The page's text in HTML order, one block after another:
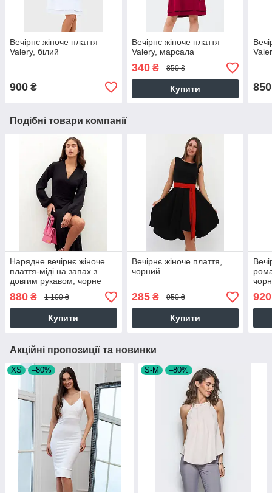
Вечірнє жіноче плаття
Valery, білий
900 ₴
Вечірнє жіноче плаття
Valery, марсала
340₴ 850 ₴
Купити 850
Подібні товари компанії
Нарядне вечірнє жіноче
плаття-міді на запах з
довгим рукавом, чорне
880 ₴ 1 100 ₴
Купити
Вечірнє жіноче плаття,
чорний
285₴ 950 ₴
Купити
920
Акційні пропозиції та новинки
XS –80% S-M –80%